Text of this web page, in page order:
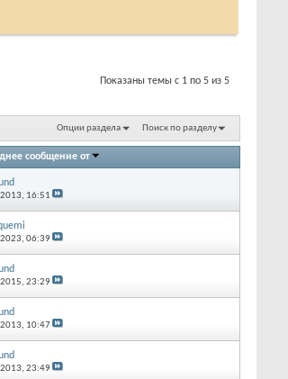
Показаны темы с 1 по 5 из 5
Опции раздела Поиск по разделу
сообщение от
16:51
06:39
23:29
10:47
23:49